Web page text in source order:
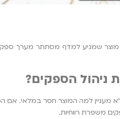
שמגיע למדף מסתתר מערך ספקים –
ניהול הספקים?
מעניין למה המוצר חסר במלאי. אם
משפרת רווחיות.